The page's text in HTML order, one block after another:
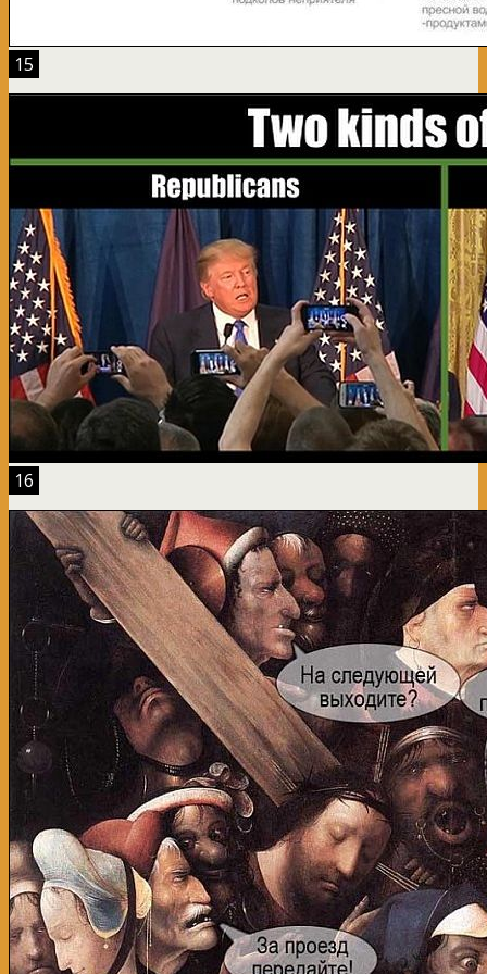
15
16